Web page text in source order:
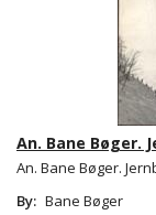
An. Bane Bøger.
An. Bane Bøger.
By: Bane Bøger